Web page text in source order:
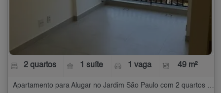
2 quartos 1 suíte 1 vaga 49 m²
Apartamento para Alugar no Jardim São Paulo com 2 quartos - 49 m²